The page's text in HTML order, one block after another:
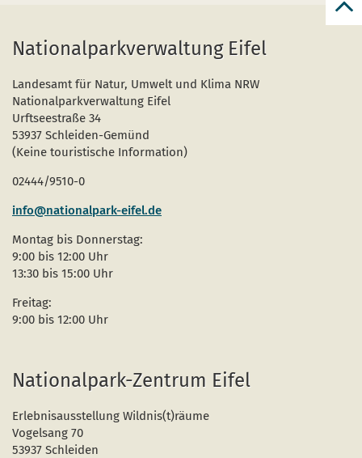
Nationalparkverwaltung Eifel
Landesamt für Natur, Umwelt und Klima NRW
Nationalparkverwaltung Eifel
Urftseestraße 34
53937 Schleiden-Gemünd
(Keine touristische Information)
02444/9510-0
info@nationalpark-eifel.de
Montag bis Donnerstag:
9:00 bis 12:00 Uhr
13:30 bis 15:00 Uhr
Freitag:
9:00 bis 12:00 Uhr
Nationalpark-Zentrum Eifel
Erlebnisausstellung Wildnis(t)räume
Vogelsang 70
53937 Schleiden